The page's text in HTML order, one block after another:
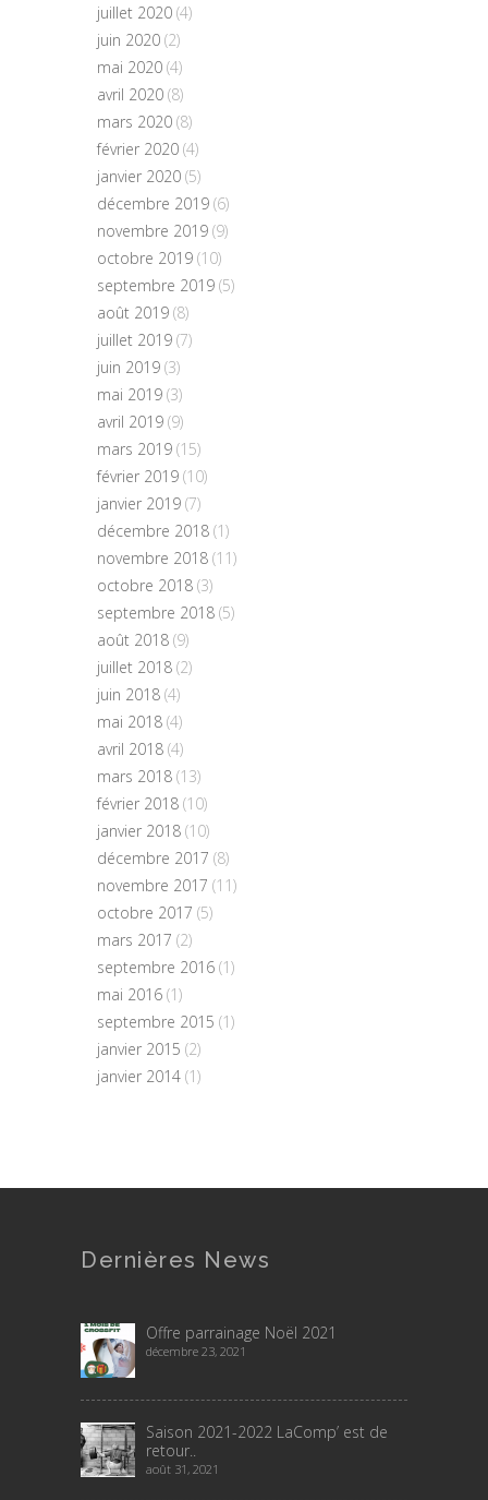
juillet 2020 (4)
juin 2020 (2)
mai 2020 (4)
avril 2020 (8)
mars 2020 (8)
février 2020 (4)
janvier 2020 (5)
décembre 2019 (6)
novembre 2019 (9)
octobre 2019 (10)
septembre 2019 (5)
août 2019 (8)
juillet 2019 (7)
juin 2019 (3)
mai 2019 (3)
avril 2019 (9)
mars 2019 (15)
février 2019 (10)
janvier 2019 (7)
décembre 2018 (1)
novembre 2018 (11)
octobre 2018 (3)
septembre 2018 (5)
août 2018 (9)
juillet 2018 (2)
juin 2018 (4)
mai 2018 (4)
avril 2018 (4)
mars 2018 (13)
février 2018 (10)
janvier 2018 (10)
décembre 2017 (8)
novembre 2017 (11)
octobre 2017 (5)
mars 2017 (2)
septembre 2016 (1)
mai 2016 (1)
septembre 2015 (1)
janvier 2015 (2)
janvier 2014 (1)
Dernières News
Offre parrainage Noël 2021
décembre 23, 2021
Saison 2021-2022 LaComp’ est de
retour..
août 31, 2021